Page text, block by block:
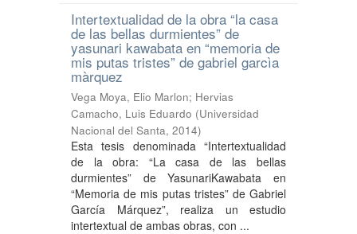
Intertextualidad de la obra “la casa
de las bellas durmientes” de
yasunari kawabata en “memoria de
mis putas tristes” de gabriel garcìa
màrquez
Vega Moya, Elio Marlon; Hervias
Camacho, Luis Eduardo (Universidad
Nacional del Santa, 2014)
Esta tesis denominada “Intertextualidad
de la obra: “La casa de las bellas
durmientes” de YasunariKawabata en
“Memoria de mis putas tristes” de Gabriel
García Márquez”, realiza un estudio
intertextual de ambas obras, con ...